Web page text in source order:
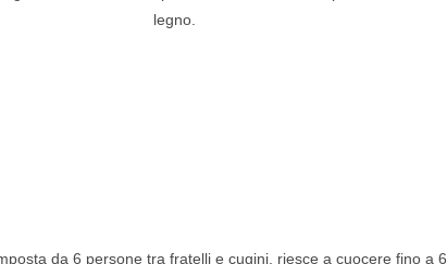
legno.
da 6 persone tra fratelli e cugini, riesce a cuocere fino a